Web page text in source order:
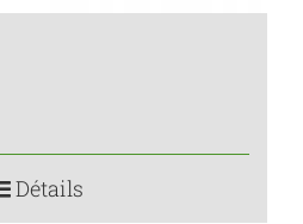
Détails